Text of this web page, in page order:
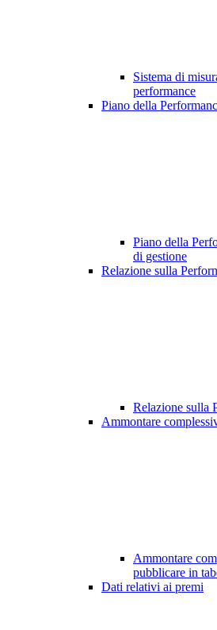
Sistema di
performance
Piano della
Piano della
di gestione
Relazione sulla
Relazione sulla
Ammontare
Ammontare
pubblicare in
Dati relativi ai premi